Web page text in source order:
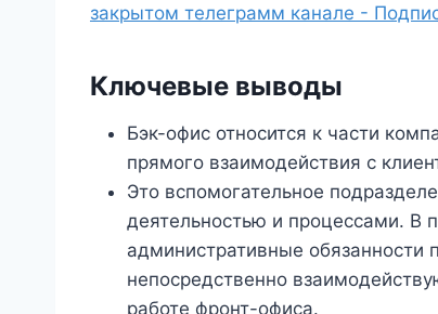
закрытом телеграмм канале -
Ключевые выводы
Бэк-офис относится к части
прямого взаимодействия с
Это вспомогательное
деятельностью и процессами. В
административные
непосредственно
работе фронт-офиса.